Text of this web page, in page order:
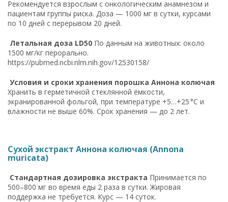
Рекомендуется взрослым с онкологическим анамнезом и
пациентам группы риска. Доза — 1000 мг в сутки, курсами
по 10 дней с перерывом 20 дней.
Летальная доза LD50 По данным на животных: около
1500 мг/кг перорально.
https://pubmed.ncbi.nlm.nih.gov/12530158/
Условия и сроки хранения порошка Аннона колючая
Хранить в герметичной стеклянной ёмкости,
экранированной фольгой, при температуре +5…+25 °C и
влажности не выше 60%. Срок хранения — до 2 лет.
Сухой экстракт Аннона колючая (Annona
muricata)
Стандартная дозировка экстракта Принимается по
500–800 мг во время еды 2 раза в сутки. Жировая
поддержка не требуется. Курс — 14 суток.